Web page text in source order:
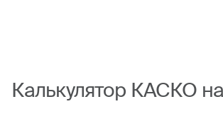
Калькулятор КАСКО